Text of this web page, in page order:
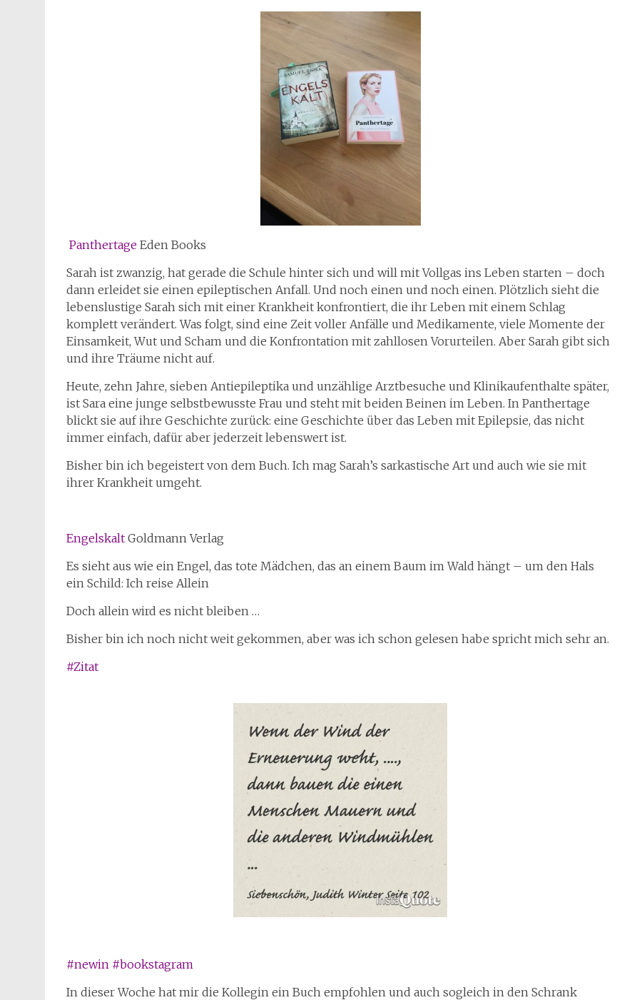
Panthertage Eden Books
Sarah ist zwanzig, hat gerade die Schule hinter sich und will mit Vollgas ins Leben starten – doch
dann erleidet sie einen epileptischen Anfall. Und noch einen und noch einen. Plötzlich sieht die
lebenslustige Sarah sich mit einer Krankheit konfrontiert, die ihr Leben mit einem Schlag
komplett verändert. Was folgt, sind eine Zeit voller Anfälle und Medikamente, viele Momente der
Einsamkeit, Wut und Scham und die Konfrontation mit zahllosen Vorurteilen. Aber Sarah gibt sich
und ihre Träume nicht auf.
Heute, zehn Jahre, sieben Antiepileptika und unzählige Arztbesuche und Klinikaufenthalte später,
ist Sara eine junge selbstbewusste Frau und steht mit beiden Beinen im Leben. In Panthertage
blickt sie auf ihre Geschichte zurück: eine Geschichte über das Leben mit Epilepsie, das nicht
immer einfach, dafür aber jederzeit lebenswert ist.
Bisher bin ich begeistert von dem Buch. Ich mag Sarah’s sarkastische Art und auch wie sie mit
ihrer Krankheit umgeht.
Engelskalt Goldmann Verlag
Es sieht aus wie ein Engel, das tote Mädchen, das an einem Baum im Wald hängt – um den Hals
ein Schild: Ich reise Allein
Doch allein wird es nicht bleiben …
Bisher bin ich noch nicht weit gekommen, aber was ich schon gelesen habe spricht mich sehr an.
#Zitat
#newin #bookstagram
In dieser Woche hat mir die Kollegin ein Buch empfohlen und auch sogleich in den Schrank